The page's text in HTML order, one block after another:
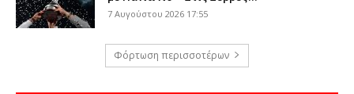
7 Αυγούστου 2026 17:55
Φόρτωση περισσοτέρων